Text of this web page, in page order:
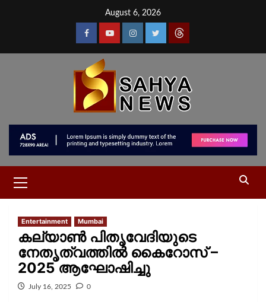
August 6, 2026
Entertainment Mumbai
കല്യാൺ പിതൃവേദിയുടെ
നേതൃത്വത്തിൽ കൈറോസ് –
2025 ആഘോഷിച്ചു
July 16, 2025 0